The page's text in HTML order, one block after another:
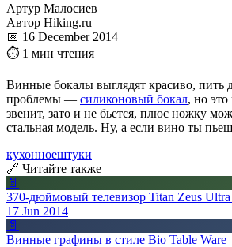
Артур Малосиев
Автор Hiking.ru
📅 16 December 2014
⏱ 1 мин чтения
Винные бокалы выглядят красиво, пить
проблемы — силиконовый бокал, но
звенит, зато и не бьется, плюс ножку
стальная модель. Ну, а если вино ты
кухонноештуки
🔗 Читайте также
📄
370-дюймовый телевизор Titan Zeus
17 Jun 2014
📄
Винные графины в стиле Bio Table Ware